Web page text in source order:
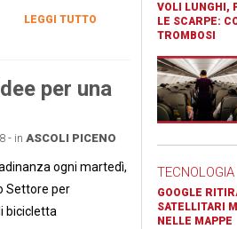
LEGGI TUTTO
per una
- in ASCOLI PICENO
ogni martedì,
Settore per
bicicletta
VOLI LUNGHI,
LE SCARPE:
TROMBOSI
TECNOLOGIA
GOOGLE
SATELLITARI
NELLE MAPPE